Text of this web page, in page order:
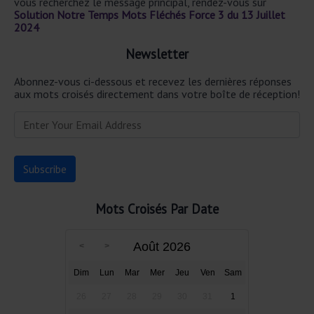
Solution Notre Temps Mots Fléchés Force 3 du 13 Juillet
2024
Newsletter
Abonnez-vous ci-dessous et recevez les dernières réponses
aux mots croisés directement dans votre boîte de réception!
Mots Croisés Par Date
Août 2026
Dim Lun Mar Mer Jeu Ven Sam
1